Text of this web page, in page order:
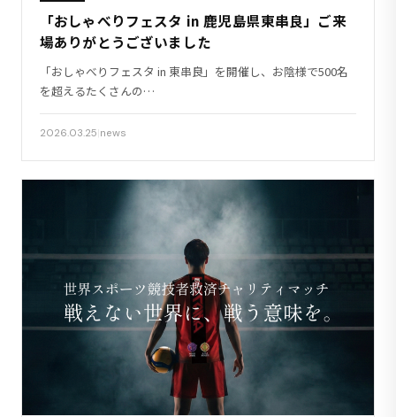
「おしゃべりフェスタ in 鹿児島県東串良」ご来
場ありがとうございました
「おしゃべりフェスタ in 東串良」を開催し、お陰様で500名
を超えるたくさんの…
2026.03.25 news